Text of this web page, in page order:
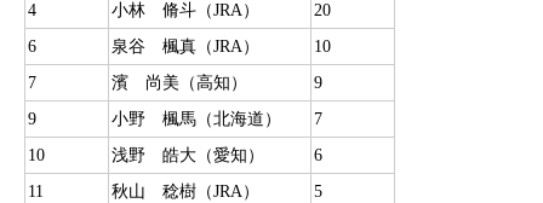
4
小林 脩斗（JRA）
20
6
泉谷 楓真（JRA）
10
7
濱 尚美（高知）
9
9
小野 楓馬（北海道）
7
10
浅野 皓大（愛知）
6
11
秋山 稔樹（JRA）
5